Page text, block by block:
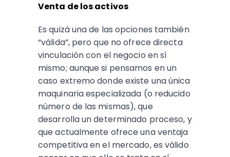
Venta de los activos
Es quizá una de las opciones también
“válida”, pero que no ofrece directa
vinculación con el negocio en sí
mismo; aunque si pensamos en un
caso extremo donde existe una única
maquinaria especializada (o reducido
número de las mismas), que
desarrolla un determinado proceso, y
que actualmente ofrece una ventaja
competitiva en el mercado, es válido